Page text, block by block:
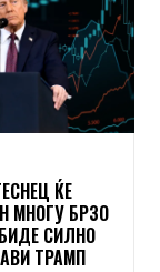
ЌЕ
МНОГУ БРЗО
СИЛНО
ТРАМП